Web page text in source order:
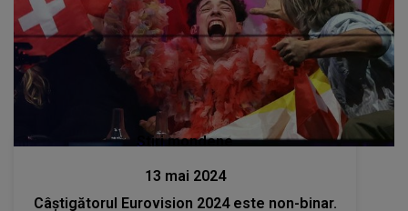
Stiri mondene
13 mai 2024
Câștigătorul Eurovision 2024 este non-binar.